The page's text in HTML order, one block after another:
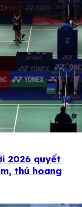
2026 quyết
thú hoang